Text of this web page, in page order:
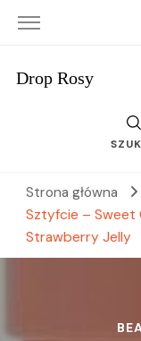
Drop Rosy
Strona główna
Sztyfcie – Sweet
Strawberry Jelly